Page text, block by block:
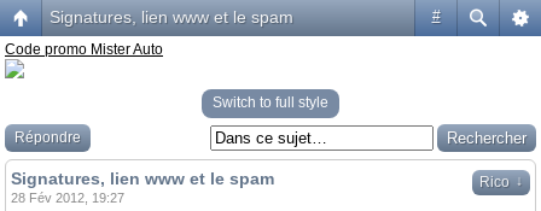
#
Signatures, lien www et le spam
Code promo Mister Auto
Switch to full style
Répondre
Rico ↓
Signatures, lien www et le spam
28 Fév 2012, 19:27